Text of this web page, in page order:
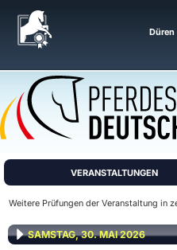
VERANSTALTUNGEN
Weitere Prüfungen der Veranstaltung in
SAMSTAG, 30. MAI 2026